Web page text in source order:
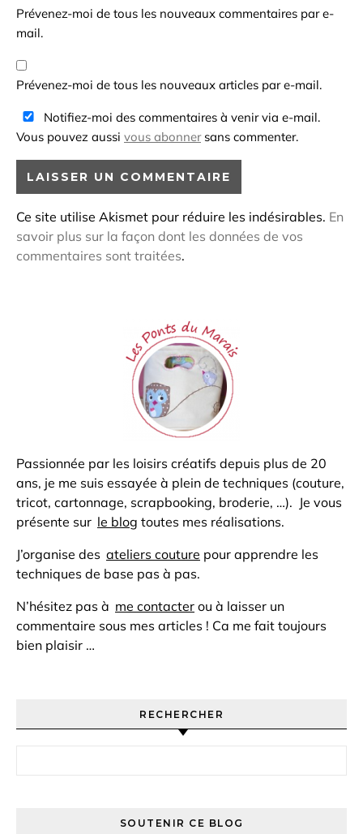
Prévenez-moi de tous les nouveaux commentaires par e-
mail.
Prévenez-moi de tous les nouveaux articles par e-mail.
Notifiez-moi des commentaires à venir via e-mail.
Vous pouvez aussi vous abonnersans commenter.
Ce site utilise Akismet pour réduire les indésirables. En
savoir plus sur la façon dont les données de vos
commentaires sont traitées.
Passionnée par les loisirs créatifs depuis plus de 20
ans, je me suis essayée à plein de techniques (couture,
tricot, cartonnage, scrapbooking, broderie, …). Je vous
présente sur le blog toutes mes réalisations.
J’organise des ateliers couture pour apprendre les
techniques de base pas à pas.
N’hésitez pas à me contacter ou à laisser un
commentaire sous mes articles ! Ca me fait toujours
bien plaisir …
RECHERCHER
SOUTENIR CE BLOG